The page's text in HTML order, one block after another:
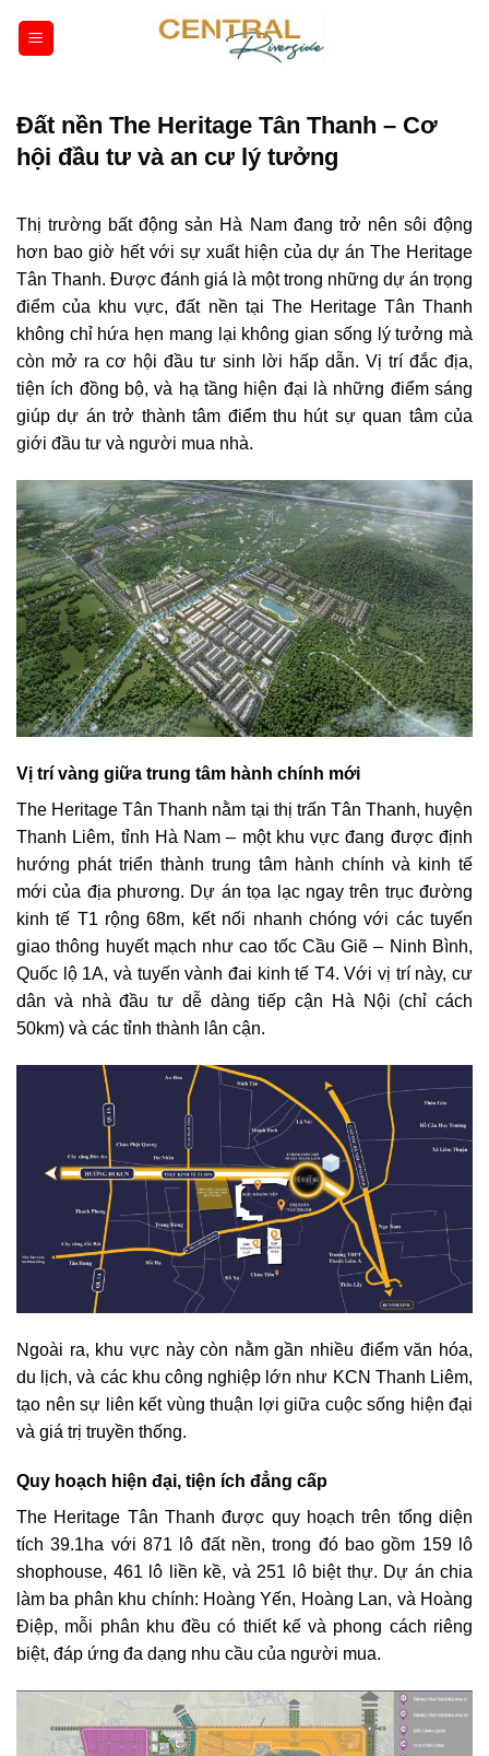
Đất nền The Heritage Tân Thanh – Cơ
hội đầu tư và an cư lý tưởng
Thị trường bất động sản Hà Nam đang trở nên sôi động
hơn bao giờ hết với sự xuất hiện của dự án The Heritage
Tân Thanh. Được đánh giá là một trong những dự án trọng
điểm của khu vực, đất nền tại The Heritage Tân Thanh
không chỉ hứa hẹn mang lại không gian sống lý tưởng mà
còn mở ra cơ hội đầu tư sinh lời hấp dẫn. Vị trí đắc địa,
tiện ích đồng bộ, và hạ tầng hiện đại là những điểm sáng
giúp dự án trở thành tâm điểm thu hút sự quan tâm của
giới đầu tư và người mua nhà.
Vị trí vàng giữa trung tâm hành chính mới
The Heritage Tân Thanh nằm tại thị trấn Tân Thanh, huyện
Thanh Liêm, tỉnh Hà Nam – một khu vực đang được định
hướng phát triển thành trung tâm hành chính và kinh tế
mới của địa phương. Dự án tọa lạc ngay trên trục đường
kinh tế T1 rộng 68m, kết nối nhanh chóng với các tuyến
giao thông huyết mạch như cao tốc Cầu Giẽ – Ninh Bình,
Quốc lộ 1A, và tuyến vành đai kinh tế T4. Với vị trí này, cư
dân và nhà đầu tư dễ dàng tiếp cận Hà Nội (chỉ cách
50km) và các tỉnh thành lân cận.
Ngoài ra, khu vực này còn nằm gần nhiều điểm văn hóa,
du lịch, và các khu công nghiệp lớn như KCN Thanh Liêm,
tạo nên sự liên kết vùng thuận lợi giữa cuộc sống hiện đại
và giá trị truyền thống.
Quy hoạch hiện đại, tiện ích đẳng cấp
The Heritage Tân Thanh được quy hoạch trên tổng diện
tích 39.1ha với 871 lô đất nền, trong đó bao gồm 159 lô
shophouse, 461 lô liền kề, và 251 lô biệt thự. Dự án chia
làm ba phân khu chính: Hoàng Yến, Hoàng Lan, và Hoàng
Điệp, mỗi phân khu đều có thiết kế và phong cách riêng
biệt, đáp ứng đa dạng nhu cầu của người mua.